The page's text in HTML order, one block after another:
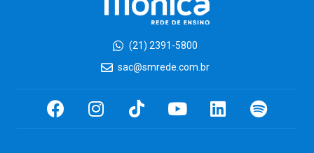
(21) 2391-5800
sac@smrede.com.br